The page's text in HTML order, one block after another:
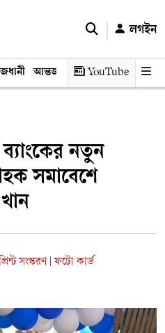
লগইন
আন্তর্জাতিক অর্থনীতি তথ্য
YouTube
নতুন
সমাবেশে
সংস্করণ ফটো কার্ড